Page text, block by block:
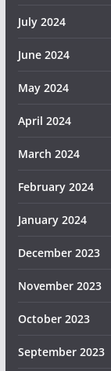
July 2024
June 2024
May 2024
April 2024
March 2024
February 2024
January 2024
December 2023
November 2023
October 2023
September 2023